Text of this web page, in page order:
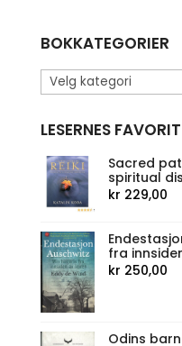
BOKKATEGORIER
LESERNES
Sacred
spiritual
kr 229,00
fra
kr 250,00
Odins